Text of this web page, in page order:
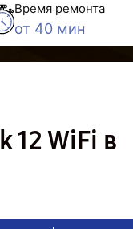
Время ремонта
от 40 мин
12 WiFi в